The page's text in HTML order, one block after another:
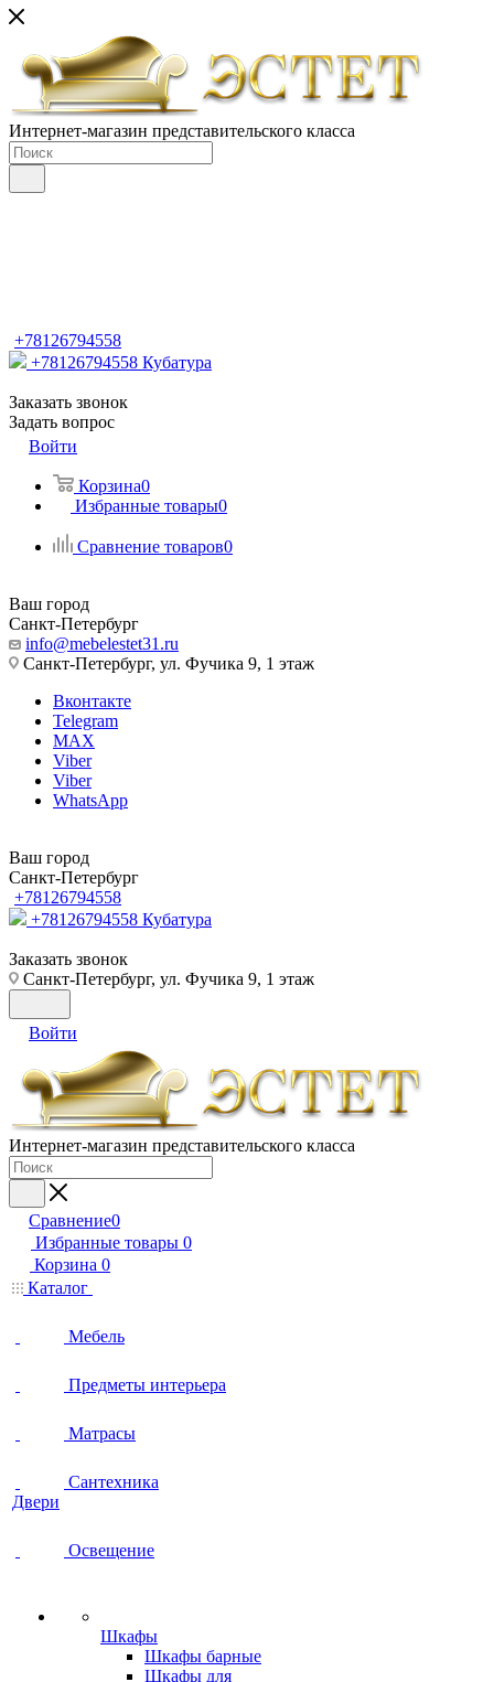
Интернет-магазин представительского класса
+78126794558
+78126794558 Кубатура
Заказать звонок
Задать вопрос
Войти
Корзина0
Избранные товары0
Сравнение товаров0
Ваш город
Санкт-Петербург
info@mebelestet31.ru
Санкт-Петербург, ул. Фучика 9, 1 этаж
Вконтакте
Telegram
MAX
Viber
Viber
WhatsApp
Ваш город
Санкт-Петербург
+78126794558
+78126794558 Кубатура
Заказать звонок
Санкт-Петербург, ул. Фучика 9, 1 этаж
Войти
Интернет-магазин представительского класса
Сравнение0
Избранные товары 0
Корзина 0
Каталог
Мебель
Предметы интерьера
Матрасы
Сантехника
Двери
Освещение
Шкафы
Шкафы барные
Шкафы для